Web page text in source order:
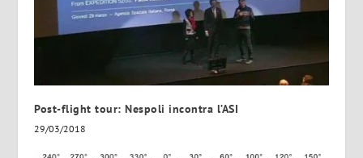
Post-flight tour: Nespoli incontra l’ASI
29/03/2018